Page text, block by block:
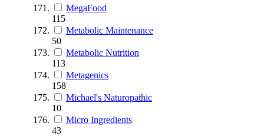
MegaFood
115
Metabolic Maintenance
50
Metabolic Nutrition
113
Metagenics
158
Michael's Naturopathic
10
Micro Ingredients
43